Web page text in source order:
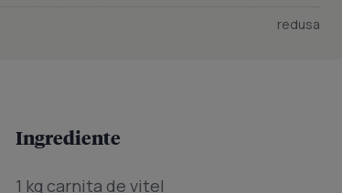
redusa
Ingrediente
1 kg carnita de vitel